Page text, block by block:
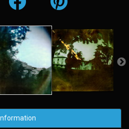
Information